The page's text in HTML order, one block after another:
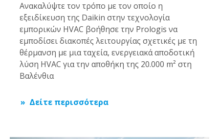
Ανακαλύψτε τον τρόπο με τον οποίο η
εξειδίκευση της Daikin στην τεχνολογία
εμπορικών HVAC βοήθησε την Prologis να
εμποδίσει διακοπές λειτουργίας σχετικές με τη
θέρμανση με μια ταχεία, ενεργειακά αποδοτική
λύση HVAC για την αποθήκη της 20.000 m² στη
Βαλένθια
Δείτε περισσότερα